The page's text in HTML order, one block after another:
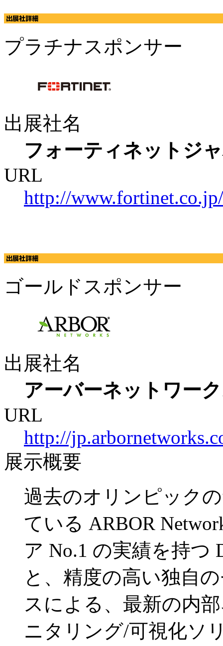
プラチナスポンサー
出展社名
フォーティネットジ
URL
http://www.fortinet.co.jp/
ゴールドスポンサー
出展社名
アーバーネットワー
URL
http://
展示概要
過去のオリンピック
ている ARBOR
ア No.1 の実績を持つ
と、精度の高い独自
スによる、最新の内
ニタリング/可視化ソ